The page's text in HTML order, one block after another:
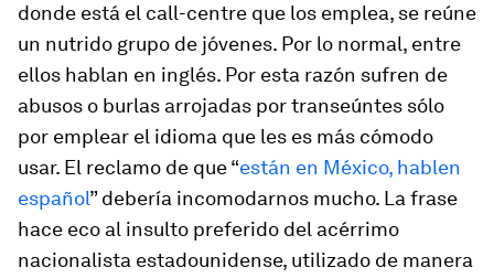
donde está el call-centre que los emplea, se reúne
un nutrido grupo de jóvenes. Por lo normal, entre
ellos hablan en inglés. Por esta razón sufren de
abusos o burlas arrojadas por transeúntes sólo
por emplear el idioma que les es más cómodo
usar. El reclamo de que “están en México, hablen
español” debería incomodarnos mucho. La frase
hace eco al insulto preferido del acérrimo
nacionalista estadounidense, utilizado de manera